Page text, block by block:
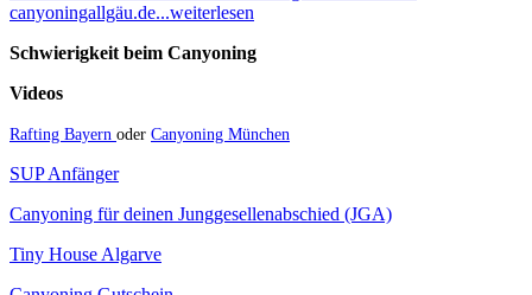
canyoningallgäu.de...weiterlesen
Schwierigkeit beim Canyoning
Videos
Rafting Bayern oder Canyoning München
SUP Anfänger
Canyoning für deinen Junggesellenabschied (JGA)
Tiny House Algarve